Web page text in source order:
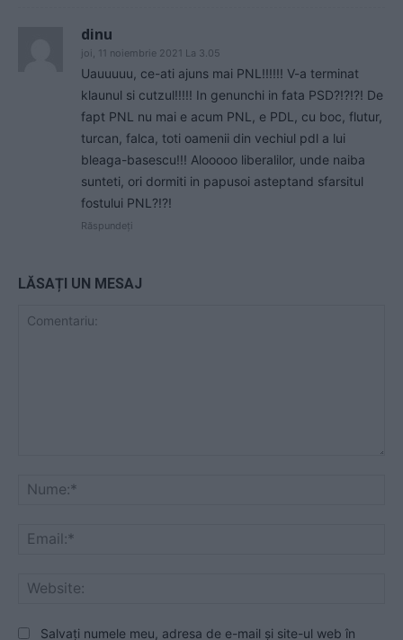
dinu
joi, 11 noiembrie 2021 La 3.05
Uauuuuu, ce-ati ajuns mai PNL!!!!!! V-a terminat
klaunul si cutzul!!!!! In genunchi in fata PSD?!?!?! De
fapt PNL nu mai e acum PNL, e PDL, cu boc, flutur,
turcan, falca, toti oamenii din vechiul pdl a lui
bleaga-basescu!!! Alooooo liberalilor, unde naiba
sunteti, ori dormiti in papusoi asteptand sfarsitul
fostului PNL?!?!
Răspundeți
LĂSAȚI UN MESAJ
Salvați numele meu, adresa de e-mail și site-ul web în